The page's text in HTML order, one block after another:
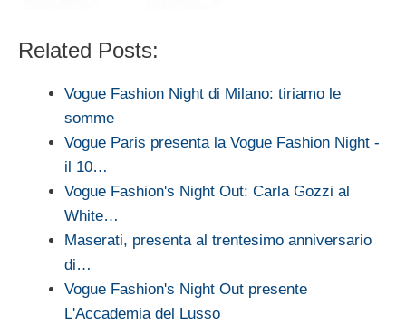
Related Posts:
Vogue Fashion Night di Milano: tiriamo le
somme
Vogue Paris presenta la Vogue Fashion Night -
il 10…
Vogue Fashion's Night Out: Carla Gozzi al
White…
Maserati, presenta al trentesimo anniversario
di…
Vogue Fashion's Night Out presente
L'Accademia del Lusso